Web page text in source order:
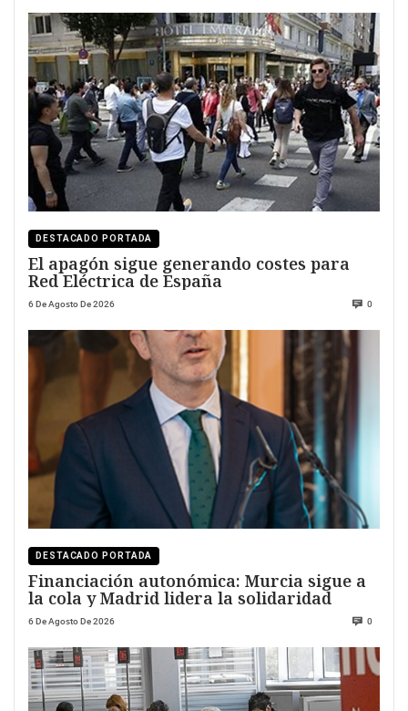
DESTACADO PORTADA
El apagón sigue generando costes para
Red Eléctrica de España
6 De Agosto De 2026 0
DESTACADO PORTADA
Financiación autonómica: Murcia sigue a
la cola y Madrid lidera la solidaridad
6 De Agosto De 2026 0